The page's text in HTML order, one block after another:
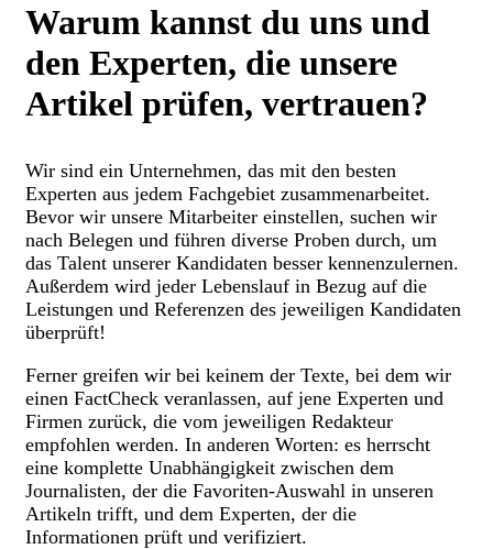
Warum kannst du uns und
den Experten, die unsere
Artikel prüfen, vertrauen?
Wir sind ein Unternehmen, das mit den besten
Experten aus jedem Fachgebiet zusammenarbeitet.
Bevor wir unsere Mitarbeiter einstellen, suchen wir
nach Belegen und führen diverse Proben durch, um
das Talent unserer Kandidaten besser kennenzulernen.
Außerdem wird jeder Lebenslauf in Bezug auf die
Leistungen und Referenzen des jeweiligen Kandidaten
überprüft!
Ferner greifen wir bei keinem der Texte, bei dem wir
einen FactCheck veranlassen, auf jene Experten und
Firmen zurück, die vom jeweiligen Redakteur
empfohlen werden. In anderen Worten: es herrscht
eine komplette Unabhängigkeit zwischen dem
Journalisten, der die Favoriten-Auswahl in unseren
Artikeln trifft, und dem Experten, der die
Informationen prüft und verifiziert.